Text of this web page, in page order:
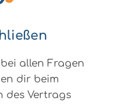
allen Fragen
dir beim
des Vertrags